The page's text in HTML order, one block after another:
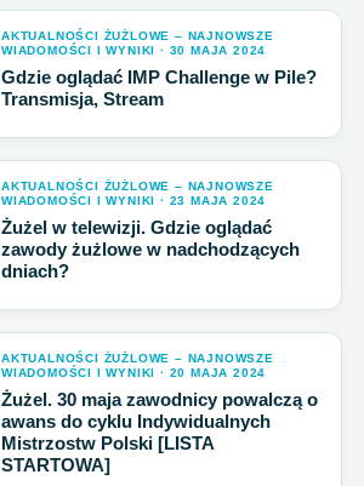
AKTUALNOŚCI ŻUŻLOWE – NAJNOWSZE
WIADOMOŚCI I WYNIKI · 30 MAJA 2024
Gdzie oglądać IMP Challenge w Pile?
Transmisja, Stream
AKTUALNOŚCI ŻUŻLOWE – NAJNOWSZE
WIADOMOŚCI I WYNIKI · 23 MAJA 2024
Żużel w telewizji. Gdzie oglądać
zawody żużlowe w nadchodzących
dniach?
AKTUALNOŚCI ŻUŻLOWE – NAJNOWSZE
WIADOMOŚCI I WYNIKI · 20 MAJA 2024
Żużel. 30 maja zawodnicy powalczą o
awans do cyklu Indywidualnych
Mistrzostw Polski [LISTA
STARTOWA]